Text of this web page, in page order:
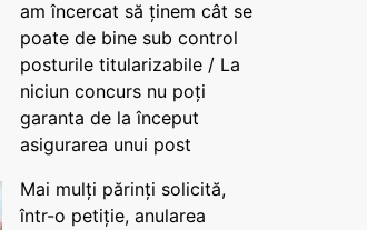
am încercat să ținem cât se
poate de bine sub control
posturile titularizabile / La
niciun concurs nu poți
garanta de la început
asigurarea unui post
Mai mulți părinți solicită,
într-o petiție, anularea